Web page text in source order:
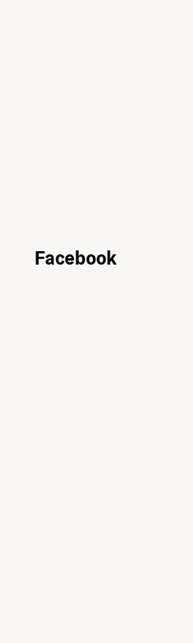
Facebook